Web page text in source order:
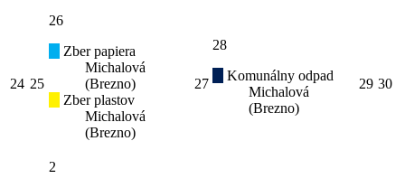
24 25
26
Zber papiera
Michalová
(Brezno)
Zber plastov
Michalová
(Brezno)
27
28
Komunálny odpad
Michalová
(Brezno)
29 30
2